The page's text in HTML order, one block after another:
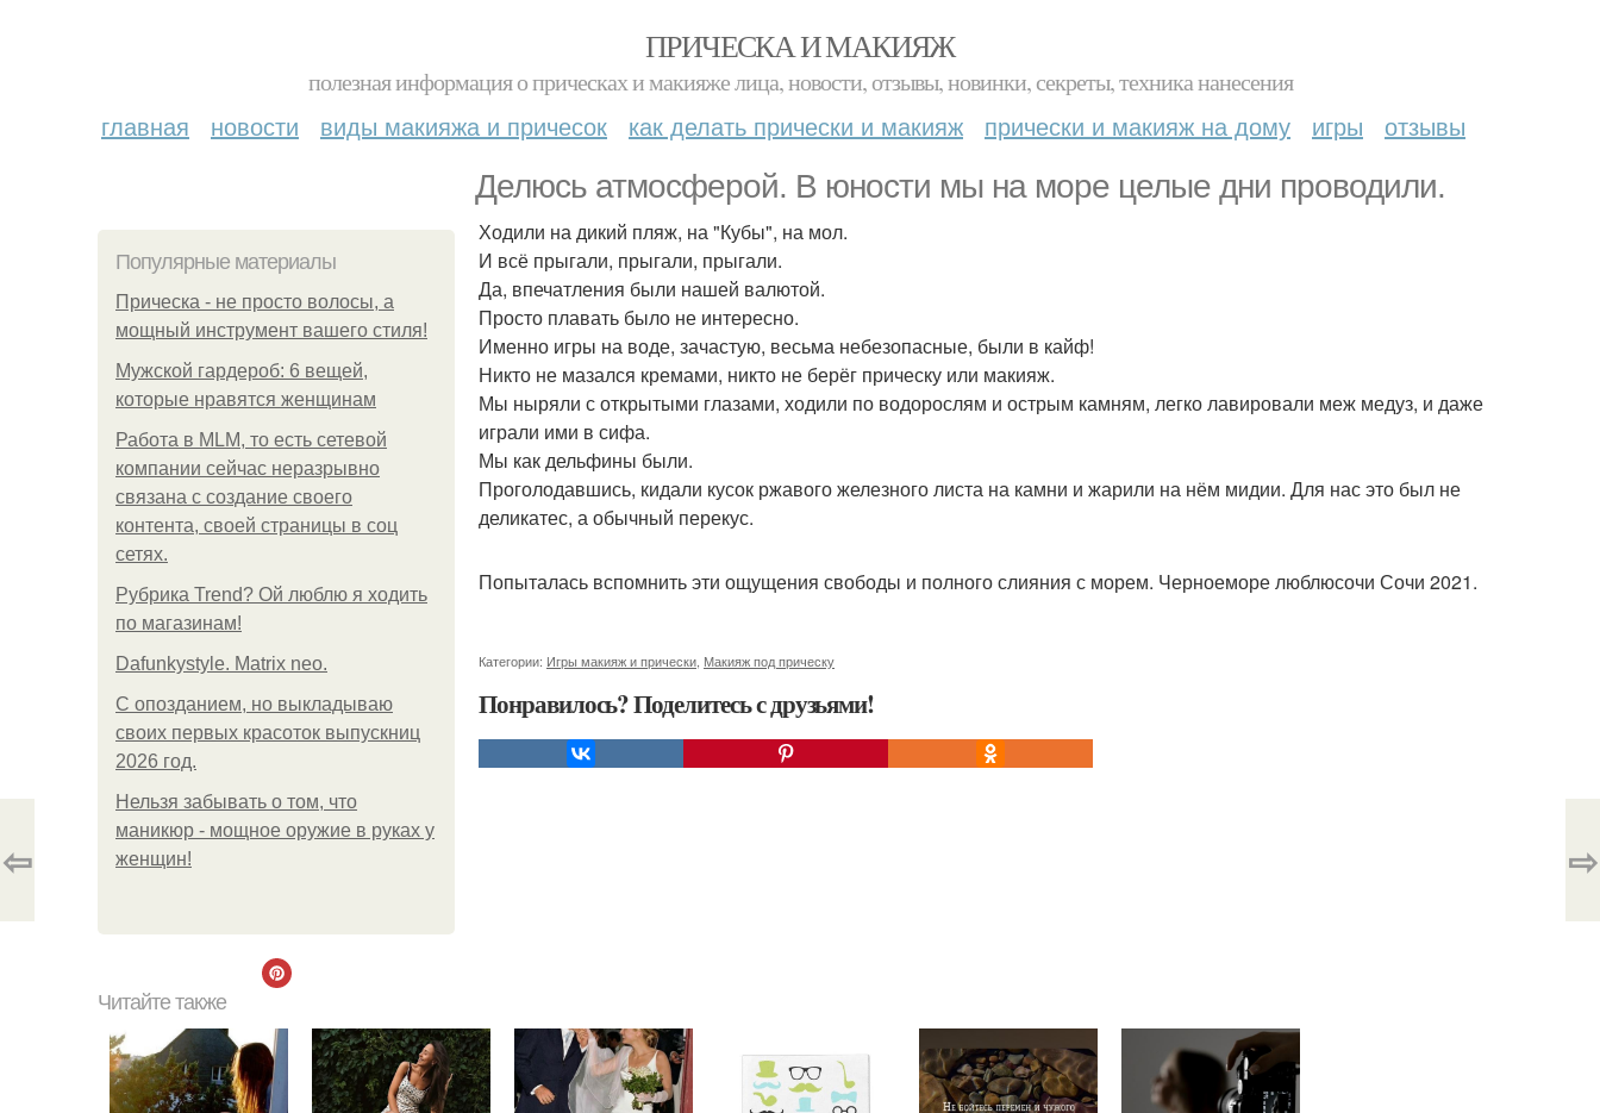
ПРИЧЕСКА И МАКИЯЖ
полезная информация о прическах и макияже лица, новости, отзывы, новинки, секреты, техника нанесения
главная новости виды макияжа и причесок как делать прически и макияж прически и макияж на дому игры отзывы
Делюсь атмосферой. В юности мы на море целые дни проводили.
Популярные материалы
Прическа - не просто волосы, а
мощный инструмент вашего стиля!
Мужской гардероб: 6 вещей,
которые нравятся женщинам
Работа в MLM, то есть сетевой
компании сейчас неразрывно
связана с создание своего
контента, своей страницы в соц
сетях.
Рубрика Trend? Ой люблю я ходить
по магазинам!
Dafunkystyle. Matrix neo.
С опозданием, но выкладываю
своих первых красоток выпускниц
2026 год.
Нельзя забывать о том, что
маникюр - мощное оружие в руках у
женщин!
Ходили на дикий пляж, на "Кубы", на мол.
И всё прыгали, прыгали, прыгали.
Да, впечатления были нашей валютой.
Просто плавать было не интересно.
Именно игры на воде, зачастую, весьма небезопасные, были в кайф!
Никто не мазался кремами, никто не берёг прическу или макияж.
Мы ныряли с открытыми глазами, ходили по водорослям и острым камням, легко лавировали меж медуз, и даже
играли ими в сифа.
Мы как дельфины были.
Проголодавшись, кидали кусок ржавого железного листа на камни и жарили на нём мидии. Для нас это был не
деликатес, а обычный перекус.
Попыталась вспомнить эти ощущения свободы и полного слияния с морем. Черноеморе люблюсочи Сочи 2021.
Категории: Игры макияж и прически Макияж под прическу
Понравилось? Поделитесь с друзьями!
⇦ ⇨
Читайте также